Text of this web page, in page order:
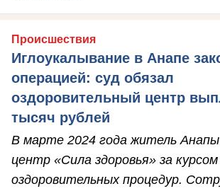
Происшествия
Иглоукалывание в Анапе
операцией: суд обязал
оздоровительный центр
тысяч рублей
В марте 2024 года житель
центр «Сила здоровья» за курсом
оздоровительных процедур.